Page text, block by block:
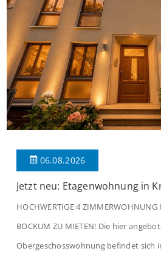
06.08.2026
Jetzt neu: Etagenwohnung in
HOCHWERTIGE 4 ZIMMERWOHNUNG
BOCKUM ZU MIETEN! Die hier
Obergeschosswohnung befindet sich